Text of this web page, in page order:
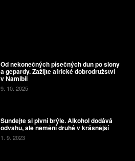
Od nekonečných písečných dun po slony
a gepardy. Zažijte africké dobrodružství
v Namibii
9. 10. 2025
Sundejte si pivní brýle. Alkohol dodává
odvahu, ale nemění druhé v krásnější
1. 9. 2023